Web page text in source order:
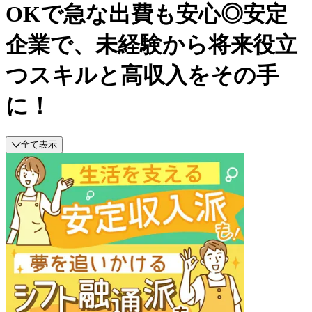
OKで急な出費も安心◎安定
企業で、未経験から将来役立
つスキルと高収入をその手
に！
全て表示